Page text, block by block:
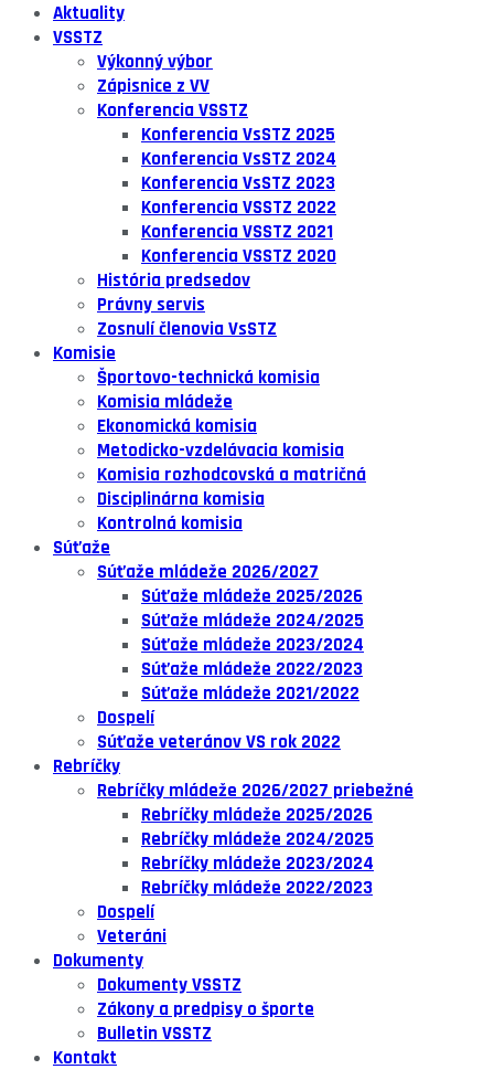
Aktuality
VSSTZ
Výkonný výbor
Zápisnice z VV
Konferencia VSSTZ
Konferencia VsSTZ 2025
Konferencia VsSTZ 2024
Konferencia VsSTZ 2023
Konferencia VSSTZ 2022
Konferencia VSSTZ 2021
Konferencia VSSTZ 2020
História predsedov
Právny servis
Zosnulí členovia VsSTZ
Komisie
Športovo-technická komisia
Komisia mládeže
Ekonomická komisia
Metodicko-vzdelávacia komisia
Komisia rozhodcovská a matričná
Disciplinárna komisia
Kontrolná komisia
Súťaže
Súťaže mládeže 2026/2027
Súťaže mládeže 2025/2026
Súťaže mládeže 2024/2025
Súťaže mládeže 2023/2024
Súťaže mládeže 2022/2023
Súťaže mládeže 2021/2022
Dospelí
Súťaže veteránov VS rok 2022
Rebríčky
Rebríčky mládeže 2026/2027 priebežné
Rebríčky mládeže 2025/2026
Rebríčky mládeže 2024/2025
Rebríčky mládeže 2023/2024
Rebríčky mládeže 2022/2023
Dospelí
Veteráni
Dokumenty
Dokumenty VSSTZ
Zákony a predpisy o športe
Bulletin VSSTZ
Kontakt